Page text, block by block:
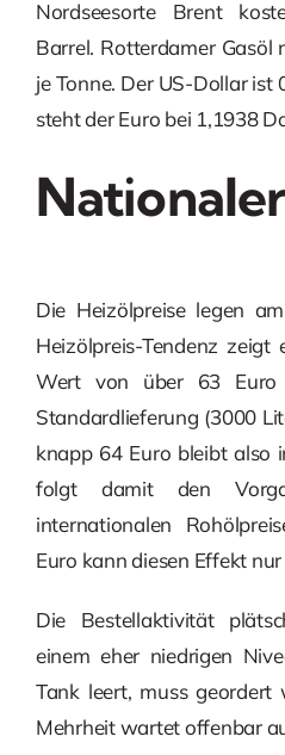
Nordseesorte Brent
Barrel. Rotterdamer
je Tonne. Der US-Dollar
steht der Euro bei 1,1938
Die Heizölpreise legen
Heizölpreis-Tendenz zeigt
Wert von über 63
Standardlieferung (3000
knapp 64 Euro bleibt also
folgt damit den
internationalen
Euro kann diesen Effekt
Die Bestellaktivität
einem eher niedrigen
Tank leert, muss
Mehrheit wartet offenbar